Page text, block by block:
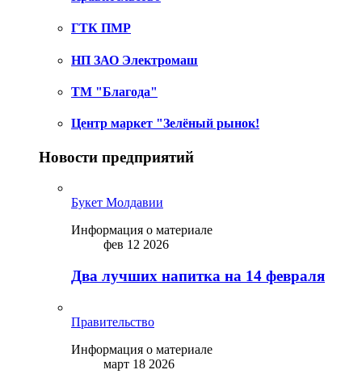
ГТК ПМР
НП ЗАО Электромаш
ТМ "Благода"
Центр маркет "Зелёный рынок!
Новости предприятий
Букет Молдавии
Информация о материале
фев 12 2026
Два лучших напитка на 14 февраля
Правительство
Информация о материале
март 18 2026